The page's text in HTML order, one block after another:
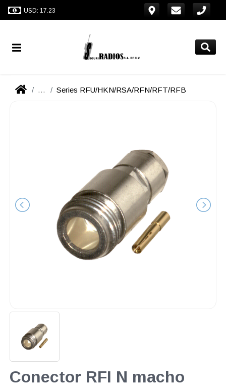
USD: 17.23
... Series RFU/HKN/RSA/RFN/RFT/RFB
Conector RFI N macho